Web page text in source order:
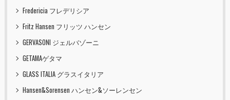
Fredericia フレデリシア
Fritz Hansen フリッツ ハンセン
GERVASONI ジェルバゾーニ
GETAMAゲタマ
GLASS ITALIA グラスイタリア
Hansen&Sorensen ハンセン&ソーレンセン